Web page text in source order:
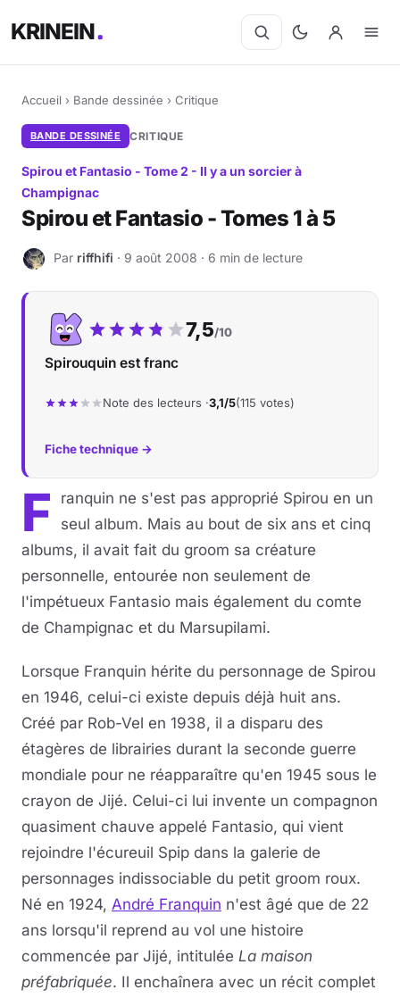
KRINEIN
Accueil › Bande dessinée › Critique
BANDE DESSINÉE CRITIQUE
Spirou et Fantasio - Tome 2 - Il y a un sorcier à
Champignac
Spirou et Fantasio - Tomes 1 à 5
R Par riffhifi · 9 août 2008 · 6 min de lecture
Notre note :
7,5/10
Spirouquin est franc
Note des lecteurs ·3,1/5(115 votes)
Fiche technique →
F
ranquin ne s'est pas approprié Spirou en un
seul album. Mais au bout de six ans et cinq
albums, il avait fait du groom sa créature
personnelle, entourée non seulement de
l'impétueux Fantasio mais également du comte
de Champignac et du Marsupilami.
Lorsque Franquin hérite du personnage de Spirou
en 1946, celui-ci existe depuis déjà huit ans.
Créé par Rob-Vel en 1938, il a disparu des
étagères de librairies durant la seconde guerre
mondiale pour ne réapparaître qu'en 1945 sous le
crayon de Jijé. Celui-ci lui invente un compagnon
quasiment chauve appelé Fantasio, qui vient
rejoindre l'écureuil Spip dans la galerie de
personnages indissociable du petit groom roux.
Né en 1924, André Franquin n'est âgé que de 22
ans lorsqu'il reprend au vol une histoire
commencée par Jijé, intitulée La maison
préfabriquée. Il enchaînera avec un récit complet